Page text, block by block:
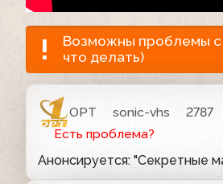
Возможны проблемы с
что делать)
ОРТ sonic-vhs 2787
Есть проблема?
Анонсируется: "Секретные